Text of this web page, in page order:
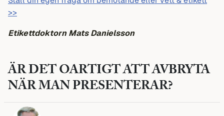
>>
Etikettdoktorn Mats Danielsson
ÄR DET OARTIGT ATT AVBRYTA
NÄR MAN PRESENTERAR?